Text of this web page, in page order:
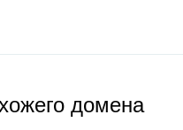
домена